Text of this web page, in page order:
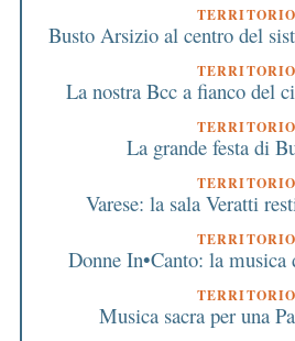
TERRITORIO
Busto Arsizio al centro del
TERRITORIO
La nostra Bcc a fianco del
TERRITORIO
La grande festa di
TERRITORIO
Varese: la sala Veratti
TERRITORIO
Donne In•Canto: la musica
TERRITORIO
Musica sacra per una